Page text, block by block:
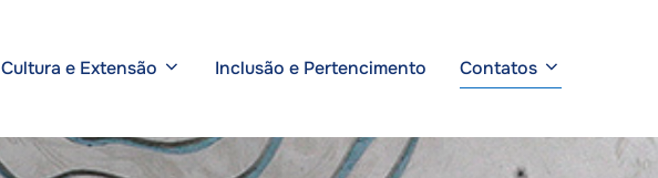
Cultura e Extensão Inclusão e Pertencimento Contatos